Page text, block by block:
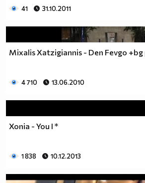
41 31.10.2011
Mixalis Xatzigiannis - Den Fevgo
4 710 13.06.2010
Xonia - You I *
1 838 10.12.2013